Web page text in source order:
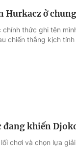
ở chung
chính thức ghi tên
chiến thắng kịch
đang khiến
chơi và chọn lựa